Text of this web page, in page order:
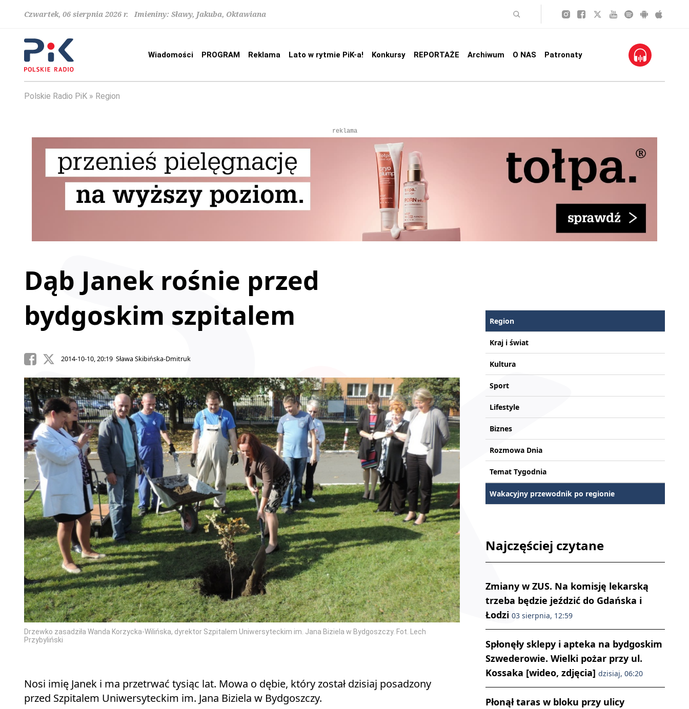
Czwartek, 06 sierpnia 2026 r. Imieniny: Sławy, Jakuba, Oktawiana
Wiadomości PROGRAM Reklama Lato w rytmie PiK-a! Konkursy REPORTAŻE Archiwum O NAS Patronaty
Polskie Radio PiK Region
reklama
Dąb Janek rośnie przed
bydgoskim szpitalem
2014-10-10, 20:19 Sława Skibińska-Dmitruk
Drzewko zasadziła Wanda Korzycka-Wilińska, dyrektor Szpitalem Uniwersyteckim im. Jana Biziela w Bydgoszczy. Fot. Lech
Przybyliński
Nosi imię Janek i ma przetrwać tysiąc lat. Mowa o dębie, który został dzisiaj posadzony
przed Szpitalem Uniwersyteckim im. Jana Biziela w Bydgoszczy.
Region
Kraj i świat
Kultura
Sport
Lifestyle
Biznes
Rozmowa Dnia
Temat Tygodnia
Wakacyjny przewodnik po regionie
Najczęściej czytane
Zmiany w ZUS. Na komisję lekarską
trzeba będzie jeździć do Gdańska i
Łodzi 03 sierpnia, 12:59
Spłonęły sklepy i apteka na bydgoskim
Szwederowie. Wielki pożar przy ul.
Kossaka [wideo, zdjęcia] dzisiaj, 06:20
Płonął taras w bloku przy ulicy